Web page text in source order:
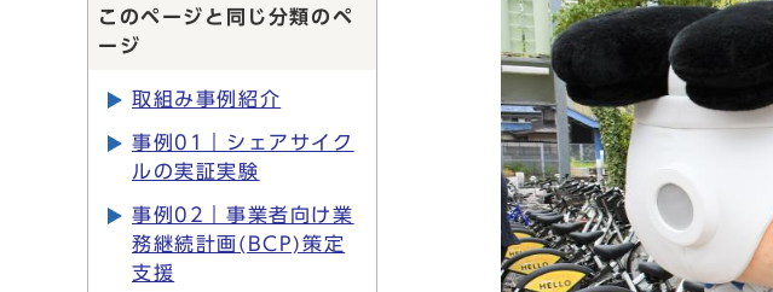
このページと同じ分類のペ
ージ
取組み事例紹介
事例01｜シェアサイク
ルの実証実験
事例02｜事業者向け業
務継続計画(BCP)策定
支援